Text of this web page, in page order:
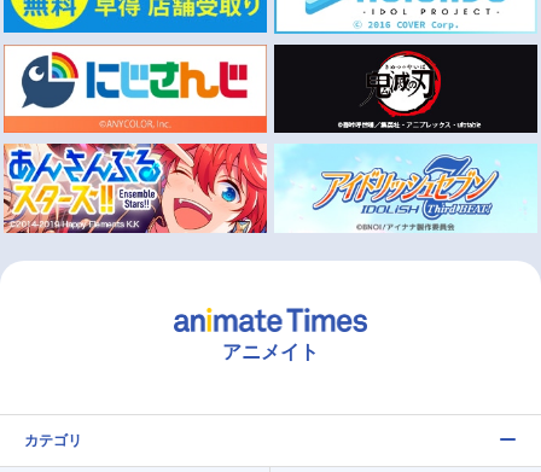
アニメイト
カテゴリ